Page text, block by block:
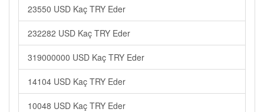
23550 USD Kaç TRY Eder
232282 USD Kaç TRY Eder
319000000 USD Kaç TRY Eder
14104 USD Kaç TRY Eder
10048 USD Kaç TRY Eder